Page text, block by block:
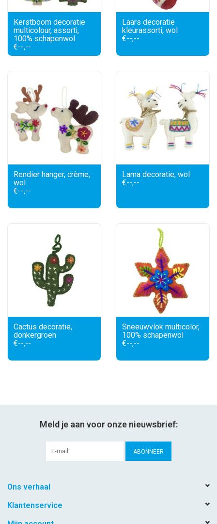
Kerstboom decoratie
multicolour, assorti,
100% schapenwol
€--,--
Laars decoratie
kleurassorti, wol
€--,--
Rendier hanger, crème,
wol
€--,--
Lama decoratie, wol
€--,--
Cactus decoratie,
donkergroen
€--,--
Sneeuwvlok multicolor,
100% schapenwol
€--,--
Meld je aan voor onze nieuwsbrief:
ABONNEER
Ons verhaal
Klantenservice